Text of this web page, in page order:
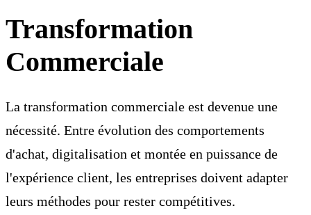
Transformation
Commerciale
La transformation commerciale est devenue une
nécessité. Entre évolution des comportements
d'achat, digitalisation et montée en puissance de
l'expérience client, les entreprises doivent adapter
leurs méthodes pour rester compétitives.